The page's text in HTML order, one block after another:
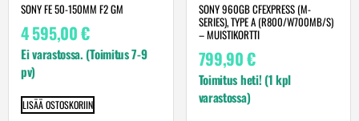
SONY FE 50-150MM F2 GM
4 595,00€
Ei varastossa. (Toimitus 7-9
pv)
LISÄÄ OSTOSKORIIN
SONY 960GB CFEXPRESS (M-
SERIES), TYPE A (R800/W700MB/S)
– MUISTIKORTTI
799,90€
Toimitus heti! (1 kpl
varastossa)